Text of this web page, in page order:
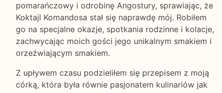
pomarańczowy i odrobinę Angostury, sprawiając, że
Koktajl Komandosa stał się naprawdę mój. Robiłem
go na specjalne okazje, spotkania rodzinne i kolacje,
zachwycając moich gości jego unikalnym smakiem i
orzeźwiającym smakiem.
Z upływem czasu podzieliłem się przepisem z moją
córką, która była równie pasjonatem kulinariów jak